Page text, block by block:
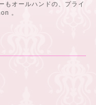
もオールハンドの、プライ
。